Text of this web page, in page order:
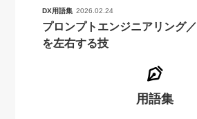
DX用語集 2026.02.24
プロンプトエンジニアリング
を左右する技
用語集